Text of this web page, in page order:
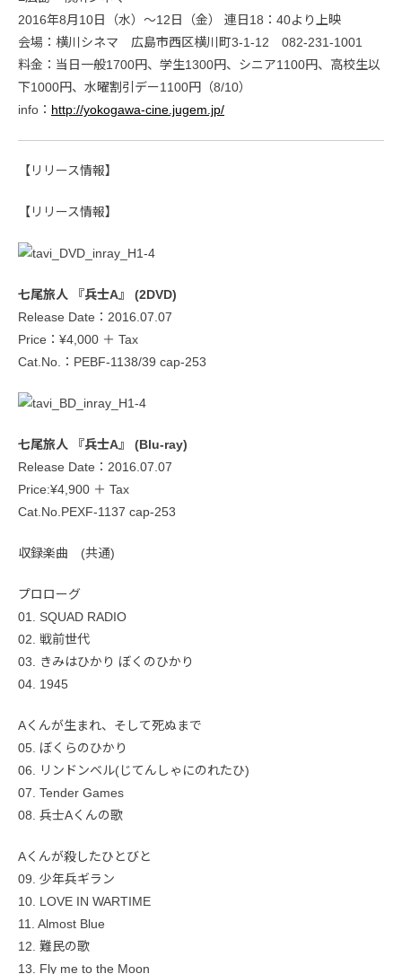
2016年8月10日（水）～12日（金） 連日18：40より上映
会場：横川シネマ 広島市西区横川町3-1-12 082-231-1001
料金：当日一般1700円、学生1300円、シニア1100円、高校生以
下1000円、水曜割引デー1100円（8/10）
info： http://yokogawa-cine.jugem.jp/
【リリース情報】
【リリース情報】
七尾旅人 『兵士A』 (2DVD)
Release Date：2016.07.07
Price：¥4,000 ＋ Tax
Cat.No.：PEBF-1138/39 cap-253
七尾旅人 『兵士A』 (Blu-ray)
Release Date：2016.07.07
Price:¥4,900 ＋ Tax
Cat.No.PEXF-1137 cap-253
収録楽曲 (共通)
プロローグ
01. SQUAD RADIO
02. 戦前世代
03. きみはひかり ぼくのひかり
04. 1945
Aくんが生まれ、そして死ぬまで
05. ぼくらのひかり
06. リンドンベル(じてんしゃにのれたひ)
07. Tender Games
08. 兵士Aくんの歌
Aくんが殺したひとびと
09. 少年兵ギラン
10. LOVE IN WARTIME
11. Almost Blue
12. 難民の歌
13. Fly me to the Moon